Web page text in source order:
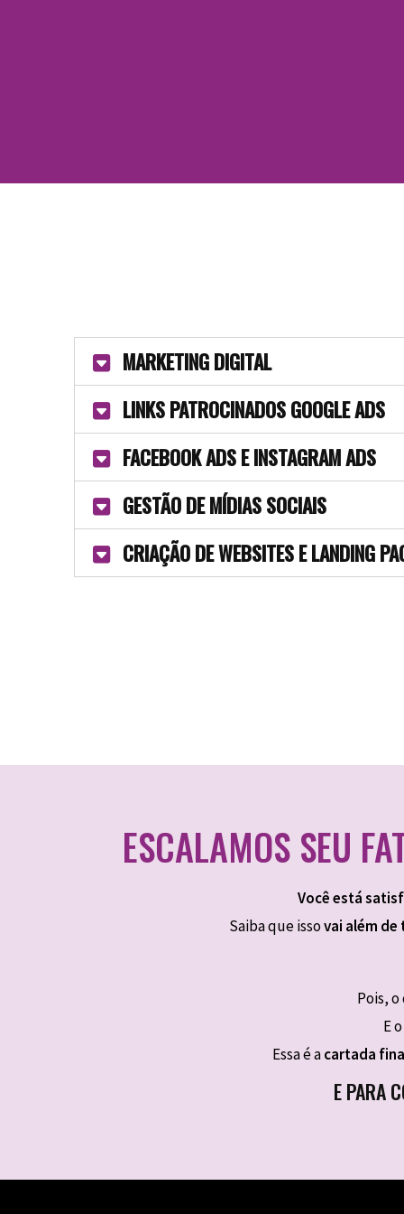
MARKETING DIGITAL
LINKS PATROCINADOS GOOGLE ADS
FACEBOOK ADS E INSTAGRAM ADS
GESTÃO DE MÍDIAS SOCIAIS
CRIAÇÃO DE WEBSITES E LANDING
ESCALAMOS SEU
Você está
Saiba que issovai além de
Pois,
E
Essa é acartada
E PARA